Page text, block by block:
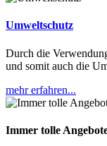
Umweltschutz
Durch die
und somit auch die
mehr erfahren...
Immer tolle